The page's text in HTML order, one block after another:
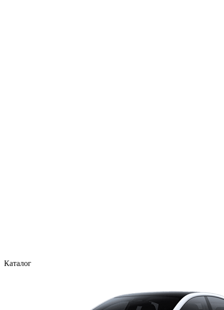
Каталог